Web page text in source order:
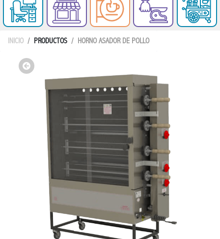
INICIO PRODUCTOS HORNO ASADOR DE POLLO